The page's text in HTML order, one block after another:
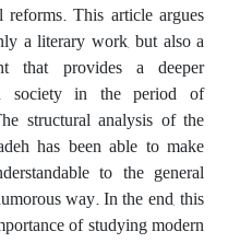
This article argues
a literary work, but also a
that provides a deeper
society in the period of
structural analysis of the
has been able to make
to the general
way. In the end, this
of studying modern